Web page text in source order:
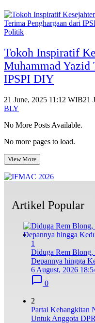
Politik
Tokoh Inspiratif
Muhammad Yazid
IPSPI DIY
21 June, 2025 11:12 WIB21
BLY
No More Posts Available.
No more pages to load.
View More
Artikel Popular
1
Diduga Rem
Depannya hingga
6 August, 2026
0
2
Partai Kebangkitan
Untuk Anggota